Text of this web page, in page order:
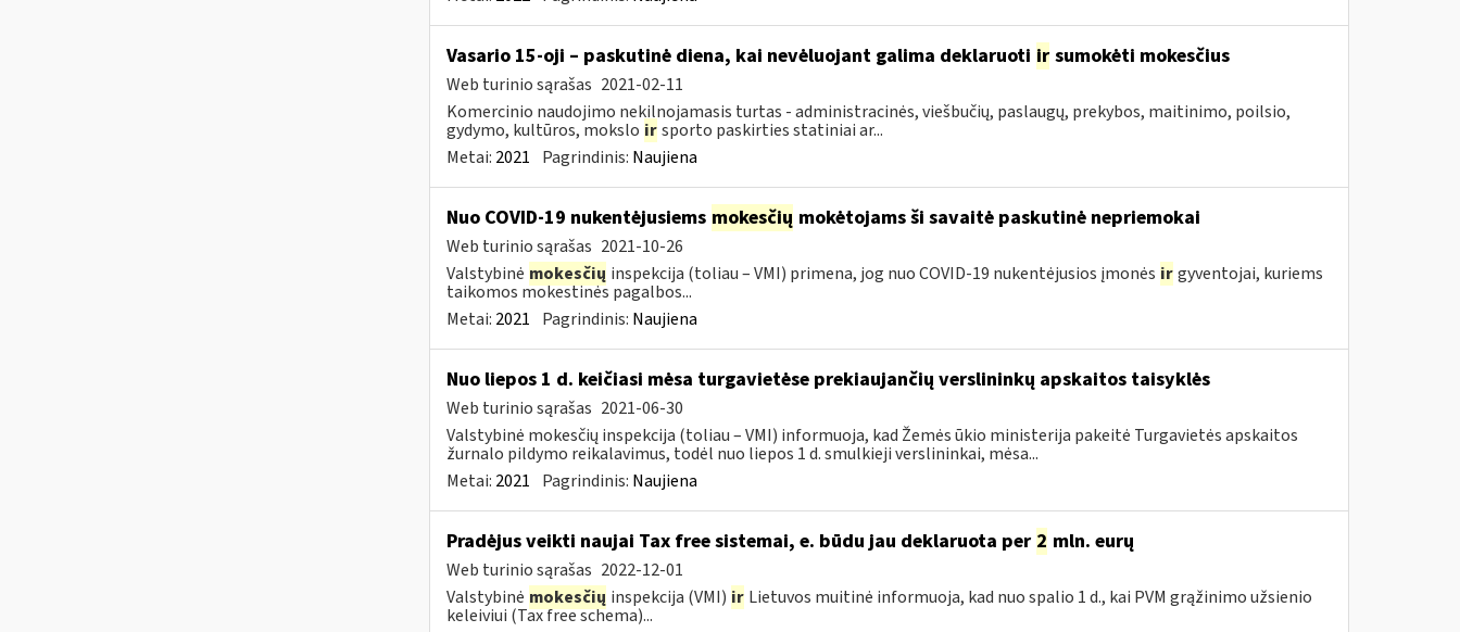
Vasario 15-oji – paskutinė diena, kai nevėluojant galima deklaruoti irsumokėti mokesčius
Web turinio sąrašas 2021-02-11
Komercinio naudojimo nekilnojamasis turtas - administracinės, viešbučių, paslaugų, prekybos, maitinimo, poilsio,
gydymo, kultūros, mokslo ir sporto paskirties statiniai ar...
Metai: 2021 Pagrindinis: Naujiena
Nuo COVID-19 nukentėjusiems mokesčių mokėtojams ši savaitė paskutinė nepriemokai
Web turinio sąrašas 2021-10-26
Valstybinė mokesčių inspekcija (toliau – VMI) primena, jog nuo COVID-19 nukentėjusios įmonės ir gyventojai, kuriems
taikomos mokestinės pagalbos...
Metai: 2021 Pagrindinis: Naujiena
Nuo liepos 1 d. keičiasi mėsa turgavietėse prekiaujančių verslininkų apskaitos taisyklės
Web turinio sąrašas 2021-06-30
Valstybinė mokesčių inspekcija (toliau – VMI) informuoja, kad Žemės ūkio ministerija pakeitė Turgavietės apskaitos
žurnalo pildymo reikalavimus, todėl nuo liepos 1 d. smulkieji verslininkai, mėsa...
Metai: 2021 Pagrindinis: Naujiena
Pradėjus veikti naujai Tax free sistemai, e. būdu jau deklaruota per 2 mln. eurų
Web turinio sąrašas 2022-12-01
Valstybinė mokesčių inspekcija (VMI) ir Lietuvos muitinė informuoja, kad nuo spalio 1 d., kai PVM grąžinimo užsienio
keleiviui (Tax free schema)...